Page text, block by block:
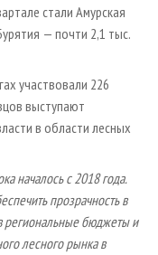
стали Амурская
— почти 2,1 тыс.
участвовали 226
выступают
в области лесных
началось с 2018 года.
прозрачность в
региональные бюджеты и
лесного рынка в